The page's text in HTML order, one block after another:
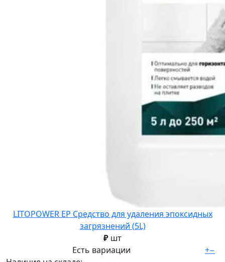
LITOPOWER EP Средство для удаления эпоксидных
загрязнений (5L)
₽ шт
Есть вариации
+−